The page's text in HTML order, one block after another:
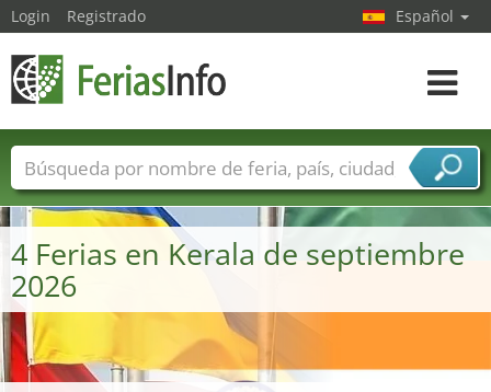
4 Ferias en Kerala de septiembre
2026
Login Registrado Español
toggle
Nombres de ferias Países
Ciudades
Sectores de ferias
Sectores de proveedor de servicios